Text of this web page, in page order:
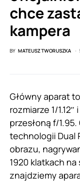
chce
kampera
BY MATEUSZ TWORUSZKA
Główny aparat
rozmiarze 1/
przesłoną f/
technologii Dual
obrazu,
1920 klatkach
znajdziemy